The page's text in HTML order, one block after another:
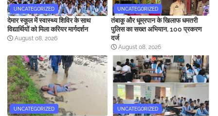
UNCATEGORIZED
देमार स्कूल में स्वास्थ्य शिविर के साथ
विद्यार्थियों को मिला करियर मार्गदर्शन
August 08, 2026
UNCATEGORIZED
तंबाकू और धूम्रपान के खिलाफ धमतरी
पुलिस का सख्त अभियान, 100 प्रकरण
दर्ज
August 08, 2026
UNCATEGORIZED UNCATEGORIZED